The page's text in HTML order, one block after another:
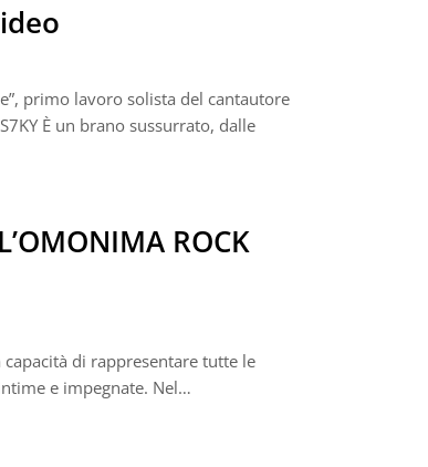
primo lavoro solista del cantautore
È un brano sussurrato, dalle
ROCK
di rappresentare tutte le
e impegnate. Nel…